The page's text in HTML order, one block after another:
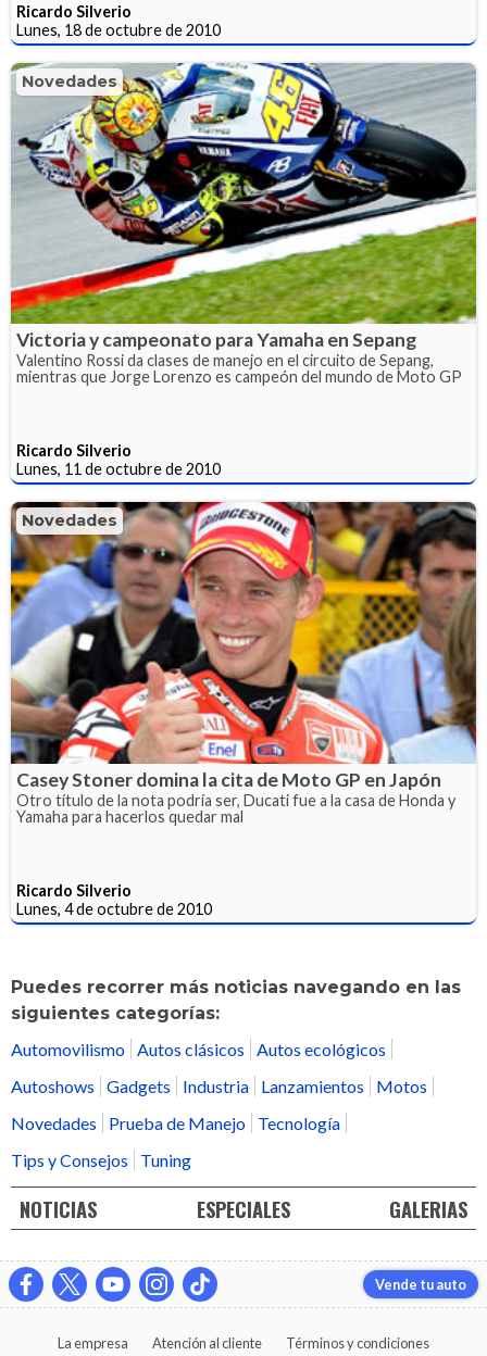
Ricardo Silverio
Lunes, 18 de octubre de 2010
Novedades
Victoria y campeonato para Yamaha en Sepang
Valentino Rossi da clases de manejo en el circuito de Sepang,
mientras que Jorge Lorenzo es campeón del mundo de Moto GP
Ricardo Silverio
Lunes, 11 de octubre de 2010
Novedades
Casey Stoner domina la cita de Moto GP en Japón
Otro título de la nota podría ser, Ducati fue a la casa de Honda y
Yamaha para hacerlos quedar mal
Ricardo Silverio
Lunes, 4 de octubre de 2010
Puedes recorrer más noticias navegando en las
siguientes categorías:
Automovilismo Autos clásicos
Autos ecológicos
Autoshows
Gadgets Industria Lanzamientos
Motos
Novedades
Prueba de Manejo
Tecnología
Tips y Consejos
Tuning
NOTICIAS ESPECIALES GALERIAS
Vende tu auto
La empresa Atención al cliente Términos y condiciones